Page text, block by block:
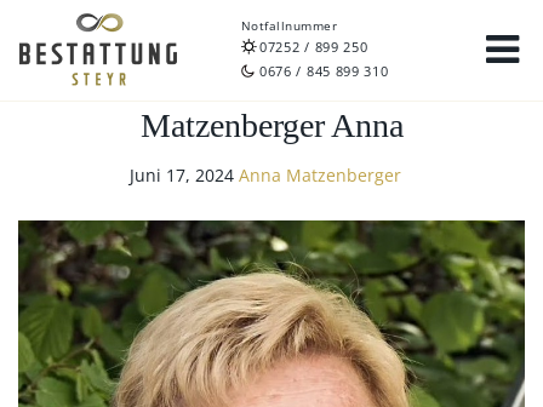
Notfallnummer
07252 / 899 250
0676 / 845 899 310
Matzenberger Anna
Juni 17, 2024 Anna Matzenberger